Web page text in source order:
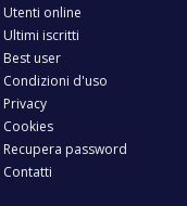
Utenti online
Ultimi iscritti
Best user
Condizioni d'uso
Privacy
Cookies
Recupera password
Contatti